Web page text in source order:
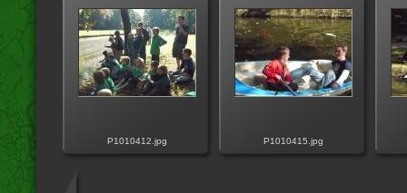
P1010412.jpg P1010415.jpg